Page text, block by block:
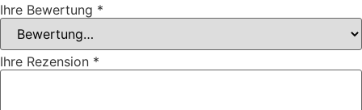
Ihre Bewertung *
Ihre Rezension *